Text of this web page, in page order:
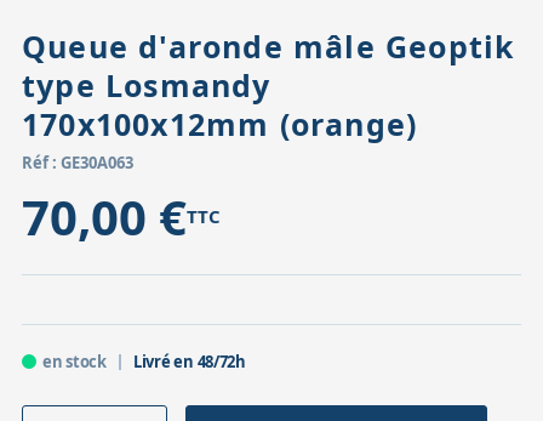
Queue d'aronde mâle Geoptik
type Losmandy
170x100x12mm (orange)
Réf : GE30A063
70,00 €TTC
en stock Livré en 48/72h